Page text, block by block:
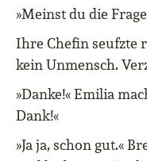
»Meinst du die
Ihre Chefin seufzte
kein Unmensch.
»Danke!« Emilia
Dank!«
»Ja ja, schon gut.«